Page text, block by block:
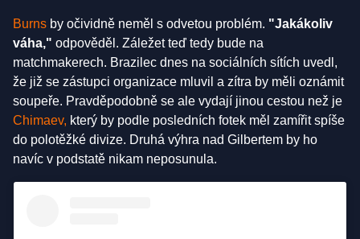
Burns by očividně neměl s odvetou problém. "Jakákoliv
váha," odpověděl. Záležet teď tedy bude na
matchmakerech. Brazilec dnes na sociálních sítích uvedl,
že již se zástupci organizace mluvil a zítra by měli oznámit
soupeře. Pravděpodobně se ale vydají jinou cestou než je
Chimaev, který by podle posledních fotek měl zamířit spíše
do polotěžké divize. Druhá výhra nad Gilbertem by ho
navíc v podstatě nikam neposunula.